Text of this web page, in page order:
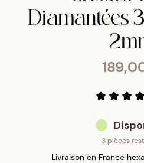
Diamantées
3 pièces
Livraison en France